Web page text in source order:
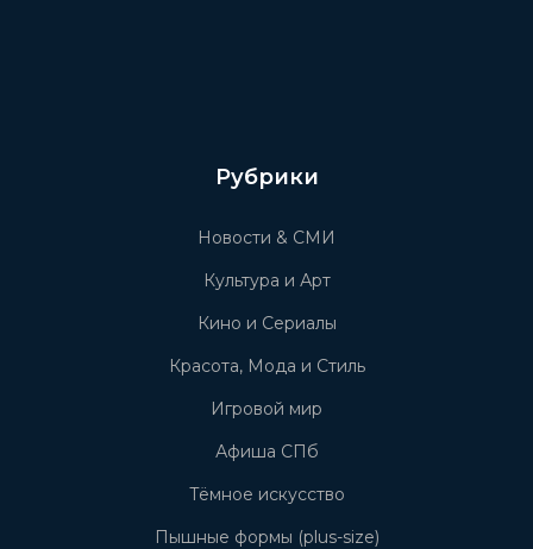
Рубрики
Новости & СМИ
Культура и Арт
Кино и Сериалы
Красота, Мода и Стиль
Игровой мир
Афиша СПб
Тёмное искусство
Пышные формы (plus-size)